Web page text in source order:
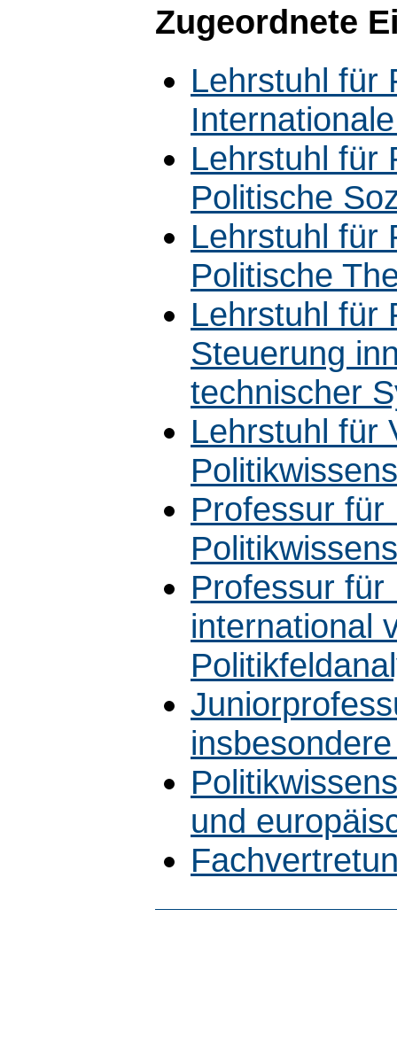
Zugeordnete
Lehrstuhl für
Lehrstuhl für
Politische
Lehrstuhl für
Politische
Lehrstuhl für
Steuerung
technischer
Lehrstuhl für
Professur für
Professur für
international
und